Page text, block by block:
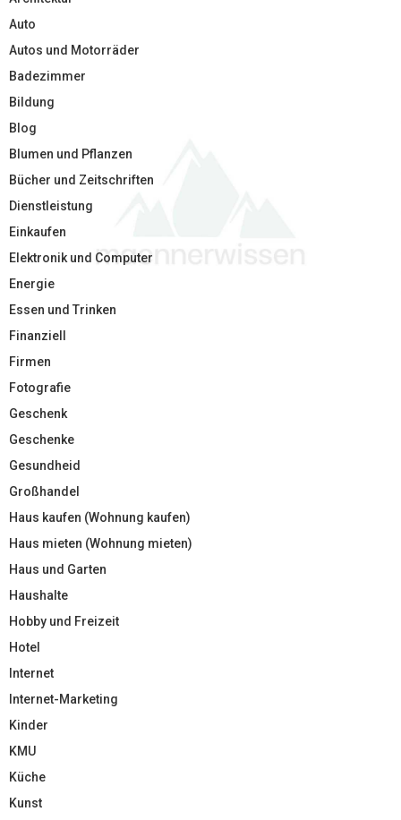
Auto
Autos und Motorräder
Badezimmer
Bildung
Blog
Blumen und Pflanzen
Bücher und Zeitschriften
Dienstleistung
Einkaufen
Elektronik und Computer
Energie
Essen und Trinken
Finanziell
Firmen
Fotografie
Geschenk
Geschenke
Gesundheid
Großhandel
Haus kaufen (Wohnung kaufen)
Haus mieten (Wohnung mieten)
Haus und Garten
Haushalte
Hobby und Freizeit
Hotel
Internet
Internet-Marketing
Kinder
KMU
Küche
Kunst